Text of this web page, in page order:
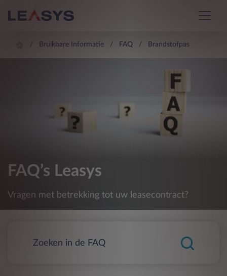
Bruikbare Informatie FAQ Brandstofpas
FAQ’s Leasys
Vragen met betrekking tot uw leasecontract?